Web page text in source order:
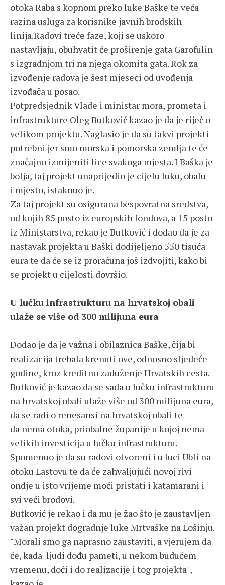
otoka Raba s kopnom preko luke Baške te veća
razina usluga za korisnike javnih brodskih
linija.Radovi treće faze, koji se uskoro
nastavljaju, obuhvatit će proširenje gata Garofulin
s izgradnjom tri na njega okomita gata. Rok za
izvođenje radova je šest mjeseci od uvođenja
izvođača u posao.
Potpredsjednik Vlade i ministar mora, prometa i
infrastrukture Oleg Butković kazao je da je riječ o
velikom projektu. Naglasio je da su takvi projekti
potrebni jer smo morska i pomorska zemlja te će
značajno izmijeniti lice svakoga mjesta. I Baška je
bolja, taj projekt unaprijedio je cijelu luku, obalu
i mjesto, istaknuo je.
Za taj projekt su osigurana bespovratna sredstva,
od kojih 85 posto iz europskih fondova, a 15 posto
iz Ministarstva, rekao je Butković i dodao da je za
nastavak projekta u Baški dodijeljeno 550 tisuća
eura te da će se iz proračuna još izdvojiti, kako bi
se projekt u cijelosti dovršio.
U lučku infrastrukturu na hrvatskoj obali
ulaže se više od 300 milijuna eura
Dodao je da je važna i obilaznica Baške, čija bi
realizacija trebala krenuti ove, odnosno sljedeće
godine, kroz kreditno zaduženje Hrvatskih cesta.
Butković je kazao da se sada u lučku infrastrukturu
na hrvatskoj obali ulaže više od 300 milijuna eura,
da se radi o renesansi na hrvatskoj obali te
da nema otoka, priobalne županije u kojoj nema
velikih investicija u lučku infrastrukturu.
Spomenuo je da su radovi otvoreni i u luci Ubli na
otoku Lastovu te da će zahvaljujući novoj rivi
ondje u isto vrijeme moći pristati i katamarani i
svi veći brodovi.
Butković je rekao i da mu je žao što je zaustavljen
važan projekt dogradnje luke Mrtvaške na Lošinju.
"Morali smo ga naprasno zaustaviti, a vjerujem da
će, kada ljudi dođu pameti, u nekom budućem
vremenu, doći i do realizacije i tog projekta",